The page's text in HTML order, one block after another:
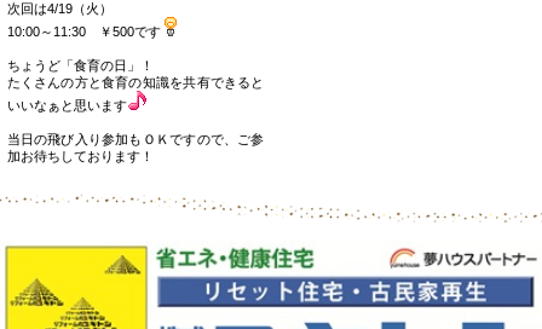
次回は4/19（火）
10:00～11:30 ￥500です
ちょうど「食育の日」！
たくさんの方と食育の知識を共有できると
いいなぁと思います
当日の飛び入り参加もＯＫですので、ご参
加お待ちしております！